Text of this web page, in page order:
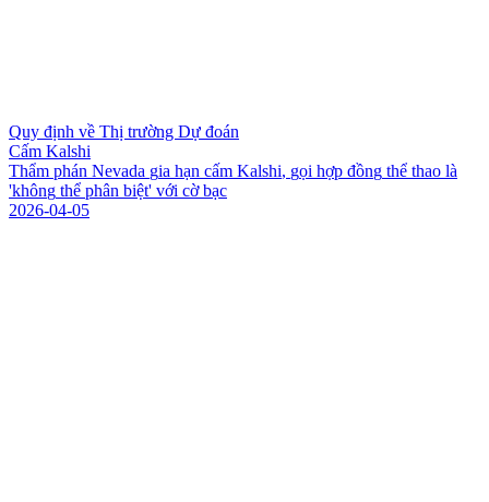
Quy định về Thị trường Dự đoán
Cấm Kalshi
Thẩm phán Nevada gia hạn cấm Kalshi, gọi hợp đồng thể thao là
'không thể phân biệt' với cờ bạc
2026-04-05